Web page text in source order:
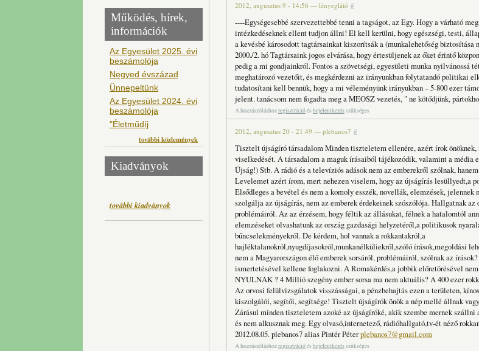
Működés, hírek,
információk
Az Egyesület 2025. évi
beszámolója
Negyed évszázad
Ünnepeltünk
Az Egyesület 2024. évi
beszámolója
"Életműdíj
további közlemények
Kiadványok
további kiadványok
2012, augusztus 9 - 14:56 — lényeglátó #
----Egységesebbé szervezettebbé tenni a tagságot, az Egy. Hogy a várható
intézkedéseknek ellent tudjon állni! El kell kerülni, hogy egészségi, testi,
a kevésbé károsodott tagtársainkat kiszorítsák a (munkalehetőség
2000./2. hó Tagtársaink jogos elvárása, hogy értesüljenek az őket érintő
pedig a mi gondjainkról. Fontos a szövetségi, egyesületi munka nyilvánossá
meghatározó vezetőit, és megkérdezni az irányunkban folytatandó politikai
tudatosítani kell bennük, hogy a mi véleményünk irányukban – 5-800 ezer
jelent. tanácsom nem fogadta meg a MEOSZ vezetés, " ne kötődjünk,
A hozzászóláshozregisztrációésbejelentkezésszükséges
2012, augusztus 20 - 21:49 — plebanos7 #
Tisztelt újságíró társadalom Minden tiszteletem ellenére, azért írok önöknek,
viselkedését. A társadalom a maguk írásaiból tájékozódik, valamint a média
Újság!) Stb. A rádió és a televíziós adások nem az emberekről szólnak,
Levelemet azért írom, mert nehezen viselem, hogy az újságírás lesüllyedt,a
Elsődleges a bevétel és nem a komoly esszék, novellák, elemzések,
szolgálja az újságírás, nem az emberek érdekeinek szószólója. Hallgatnak az
problémáiról. Az az érzésem, hogy féltik az állásukat, félnek a hatalomtól
elemzéseket olvashatunk az ország gazdasági helyzetéről,a politikusok
bűncselekményekről. De kérdem, hol vannak a rokkantakról,a
hajléktalanokról,nyugdíjasokról,munkanélküliekről,szóló írások,megoldási
nem a Magyarországon élő emberek sorsáról, problémáiról, szólnak az
ismertetésével kellene foglakozni. A Romakérdés,a jobbik előretörésével
NYULNAK ? 4 Millió szegény ember sorsa ma nem aktuális? A 400 ezer
Az orvosi felülvizsgálatok visszásságai, a pénzbehajtás ezen a területen,
kiszolgálói, segítői, segítsége! Tisztelt újságírók önök a nép mellé állnak
Zárásul minden tiszteletem azoké az újságíróké, akik szembe mernek
és nem alkusznak meg. Egy olvasó,internetező, rádióhallgató,tv-ét néző
2012.08.05. plebanos7 alias Pintér Péterplebanos7@gmail.com
A hozzászóláshozregisztrációésbejelentkezésszükséges